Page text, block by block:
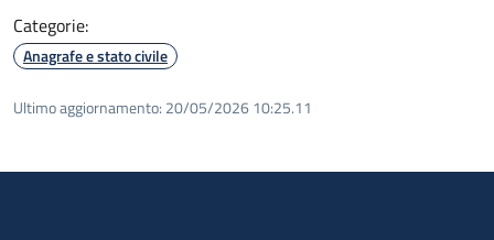
Categorie:
Anagrafe e stato civile
Ultimo aggiornamento: 20/05/2026 10:25.11